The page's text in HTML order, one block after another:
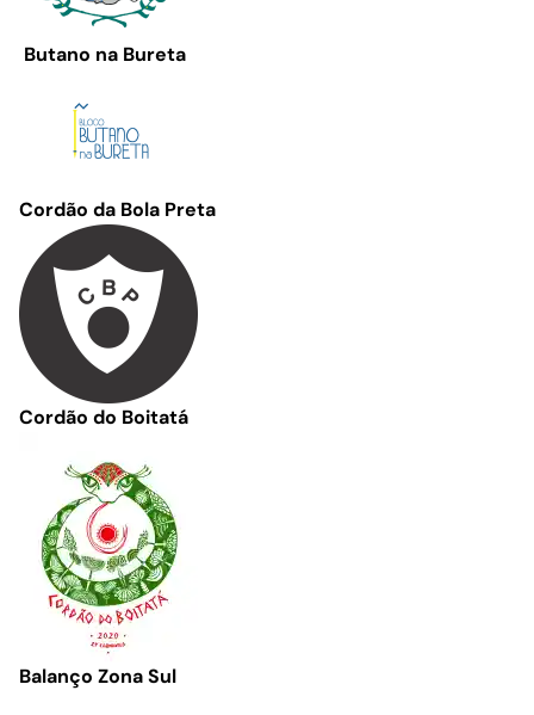
Butano na Bureta
Cordão da Bola Preta
Cordão do Boitatá
Balanço Zona Sul